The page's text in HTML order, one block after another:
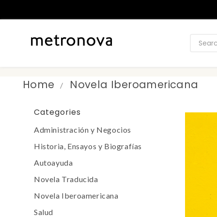
Home Novela Iberoamericana
Categories
Administración y Negocios
Historia, Ensayos y Biografías
Autoayuda
Novela Traducida
Novela Iberoamericana
Salud